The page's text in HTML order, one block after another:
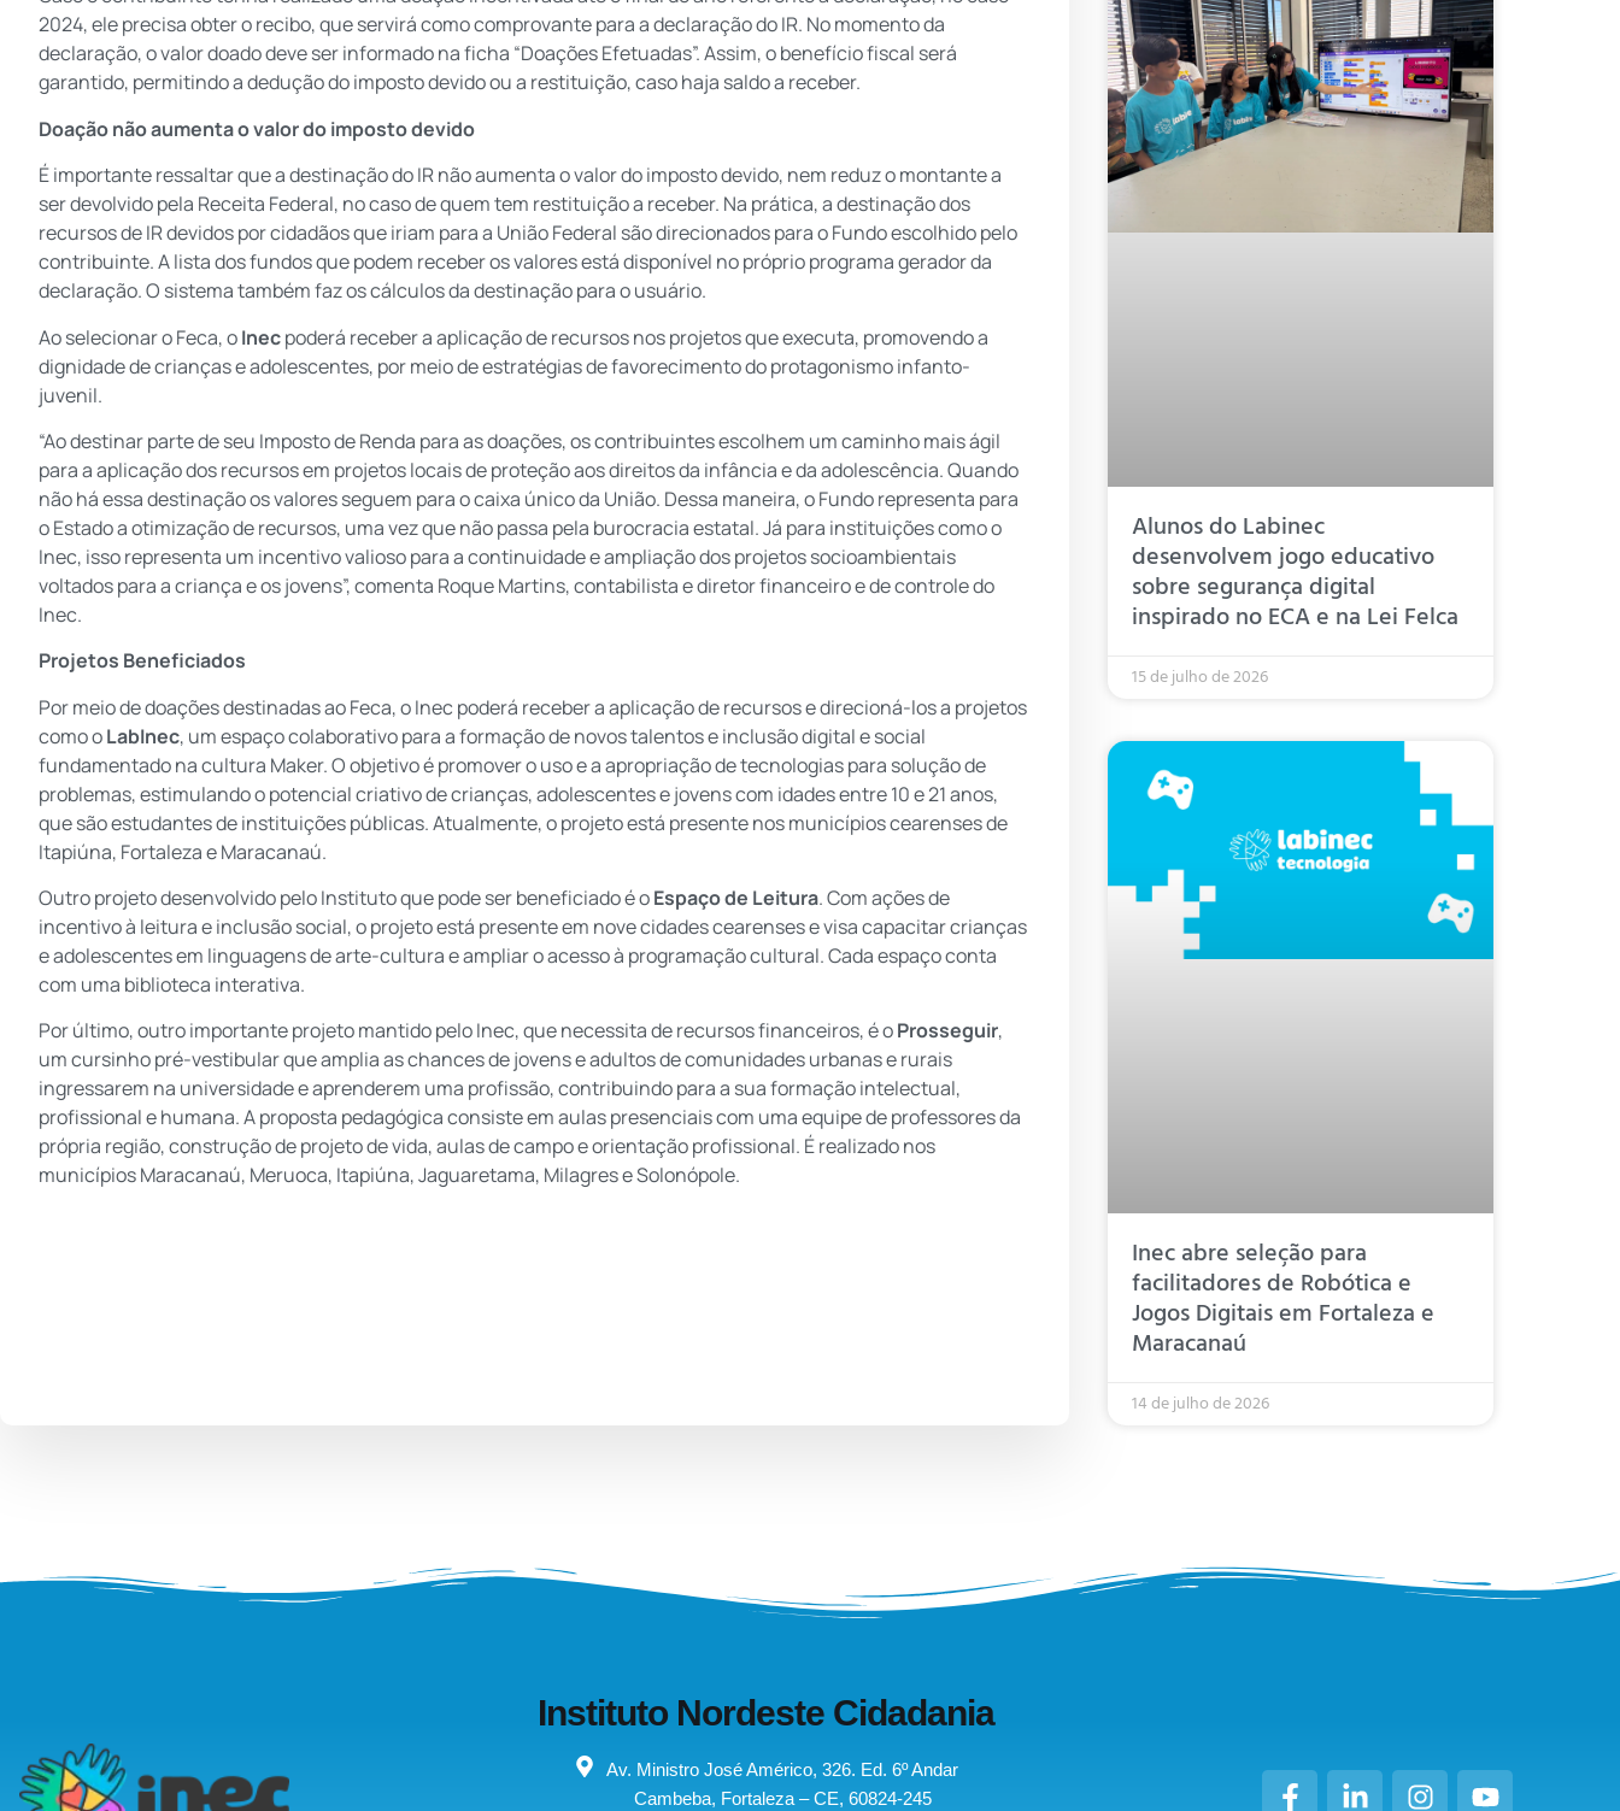
2024, ele precisa obter o recibo, que servirá como comprovante para a declaração do IR. No momento da
declaração, o valor doado deve ser informado na ficha “Doações Efetuadas”. Assim, o benefício fiscal será
garantido, permitindo a dedução do imposto devido ou a restituição, caso haja saldo a receber.
Doação não aumenta o valor do imposto devido
É importante ressaltar que a destinação do IR não aumenta o valor do imposto devido, nem reduz o montante a
ser devolvido pela Receita Federal, no caso de quem tem restituição a receber. Na prática, a destinação dos
recursos de IR devidos por cidadãos que iriam para a União Federal são direcionados para o Fundo escolhido pelo
contribuinte. A lista dos fundos que podem receber os valores está disponível no próprio programa gerador da
declaração. O sistema também faz os cálculos da destinação para o usuário.
Ao selecionar o Feca, oInecpoderá receber a aplicação de recursos nos projetos que executa, promovendo a
dignidade de crianças e adolescentes, por meio de estratégias de favorecimento do protagonismo infanto-
juvenil.
“Ao destinar parte de seu Imposto de Renda para as doações, os contribuintes escolhem um caminho mais ágil
para a aplicação dos recursos em projetos locais de proteção aos direitos da infância e da adolescência. Quando
não há essa destinação os valores seguem para o caixa único da União. Dessa maneira, o Fundo representa para
o Estado a otimização de recursos, uma vez que não passa pela burocracia estatal. Já para instituições como o
Inec, isso representa um incentivo valioso para a continuidade e ampliação dos projetos socioambientais
voltados para a criança e os jovens”, comenta Roque Martins, contabilista e diretor financeiro e de controle do
Inec.
Projetos Beneficiados
Por meio de doações destinadas ao Feca, o Inec poderá receber a aplicação de recursos e direcioná-los a projetos
como oLabInec, um espaço colaborativo para a formação de novos talentos e inclusão digital e social
fundamentado na cultura Maker. O objetivo é promover o uso e a apropriação de tecnologias para solução de
problemas, estimulando o potencial criativo de crianças, adolescentes e jovens com idades entre 10 e 21 anos,
que são estudantes de instituições públicas. Atualmente, o projeto está presente nos municípios cearenses de
Itapiúna, Fortaleza e Maracanaú.
Outro projeto desenvolvido pelo Instituto que pode ser beneficiado é oEspaço de Leitura. Com ações de
incentivo à leitura e inclusão social, o projeto está presente em nove cidades cearenses e visa capacitar crianças
e adolescentes em linguagens de arte-cultura e ampliar o acesso à programação cultural. Cada espaço conta
com uma biblioteca interativa.
Por último, outro importante projeto mantido pelo Inec, que necessita de recursos financeiros, é oProsseguir,
um cursinho pré-vestibular que amplia as chances de jovens e adultos de comunidades urbanas e rurais
ingressarem na universidade e aprenderem uma profissão, contribuindo para a sua formação intelectual,
profissional e humana. A proposta pedagógica consiste em aulas presenciais com uma equipe de professores da
própria região, construção de projeto de vida, aulas de campo e orientação profissional. É realizado nos
municípios Maracanaú, Meruoca, Itapiúna, Jaguaretama, Milagres e Solonópole.
Alunos do Labinec
desenvolvem jogo educativo
sobre segurança digital
inspirado no ECA e na Lei Felca
15 de julho de 2026
Inec abre seleção para
facilitadores de Robótica e
Jogos Digitais em Fortaleza e
Maracanaú
14 de julho de 2026
Instituto Nordeste Cidadania
Av. Ministro José Américo, 326. Ed. 6º Andar
Cambeba, Fortaleza – CE, 60824-245